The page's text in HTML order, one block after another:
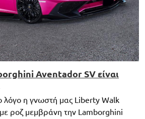
Aventador SV είναι
λόγο η γνωστή μας Liberty Walk
ροζ μεμβράνη την Lamborghini